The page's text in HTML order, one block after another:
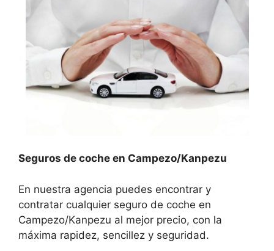
Seguros de coche en Campezo/Kanpezu
En nuestra agencia puedes encontrar y
contratar cualquier seguro de coche en
Campezo/Kanpezu al mejor precio, con la
máxima rapidez, sencillez y seguridad.